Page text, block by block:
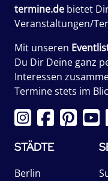
termine.de bietet
Veranstaltungen/
Mit unseren
Du Dir Deine ganz
Interessen
Termine stets im
STÄDTE
Berlin